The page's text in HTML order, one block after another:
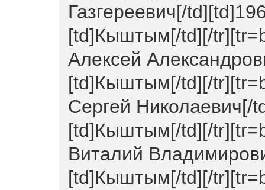
Газгереевич[/
[td]Кыштым[/td][/
Алексей
[td]Кыштым[/td][/
Сергей Николаевич[/
[td]Кыштым[/td][/
Виталий
[td]Кыштым[/td][/